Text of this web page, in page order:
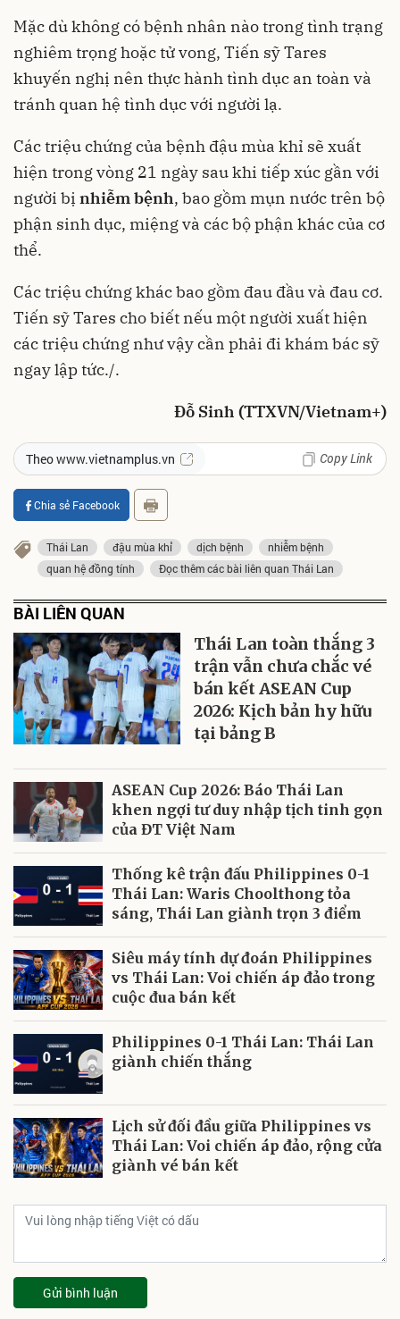
Mặc dù không có bệnh nhân nào trong tình trạng
nghiêm trọng hoặc tử vong, Tiến sỹ Tares
khuyến nghị nên thực hành tình dục an toàn và
tránh quan hệ tình dục với người lạ.
Các triệu chứng của bệnh đậu mùa khỉ sẽ xuất
hiện trong vòng 21 ngày sau khi tiếp xúc gần với
người bị nhiễm bệnh, bao gồm mụn nước trên bộ
phận sinh dục, miệng và các bộ phận khác của cơ
thể.
Các triệu chứng khác bao gồm đau đầu và đau cơ.
Tiến sỹ Tares cho biết nếu một người xuất hiện
các triệu chứng như vậy cần phải đi khám bác sỹ
ngay lập tức./.
Đỗ Sinh (TTXVN/Vietnam+)
Theo www.vietnamplus.vn Copy Link
Chia sẻ Facebook
Thái Lan đậu mùa khỉ dịch bệnh
nhiễm bệnh
quan hệ đồng tính
Đọc thêm các bài liên quan Thái Lan
BÀI LIÊN QUAN
Thái Lan toàn thắng 3
trận vẫn chưa chắc vé
bán kết ASEAN Cup
2026: Kịch bản hy hữu
tại bảng B
ASEAN Cup 2026: Báo Thái Lan
khen ngợi tư duy nhập tịch tinh gọn
của ĐT Việt Nam
Thống kê trận đấu Philippines 0-1
Thái Lan: Waris Choolthong tỏa
sáng, Thái Lan giành trọn 3 điểm
Siêu máy tính dự đoán Philippines
vs Thái Lan: Voi chiến áp đảo trong
cuộc đua bán kết
Philippines 0-1 Thái Lan: Thái Lan
giành chiến thắng
Lịch sử đối đầu giữa Philippines vs
Thái Lan: Voi chiến áp đảo, rộng cửa
giành vé bán kết
Gửi bình luận